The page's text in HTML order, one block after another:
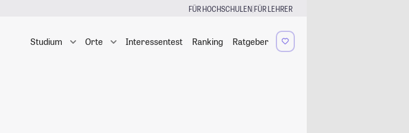
FÜR HOCHSCHULEN|FÜR LEHRER
Studium Orte Interessentest Ranking Ratgeber